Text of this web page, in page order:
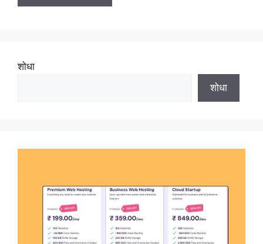
शोधा
शोधा